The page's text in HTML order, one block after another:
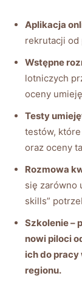
Aplikacja
rekrutacji od
Wstępne
lotniczych
oceny
Testy
testów,
oraz oceny
Rozmowa
się zarówno
skills”
Szkolenie –
nowi piloci
ich do
regionu.